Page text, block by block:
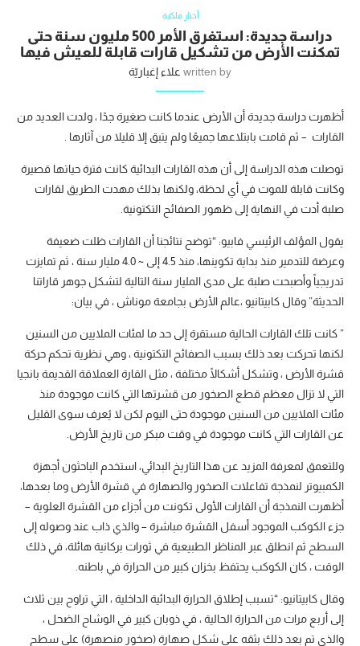
أخبار فلكية
دراسة جديدة: استغرق الأمر 500 مليون سنة حتى
تمكنت الأرض من تشكيل قارات قابلة للعيش فيها
written by علاء إغباريّة
أظهرت دراسة جديدة أن الأرض عندما كانت صغيرة جدًا ، ولدت العديد من
القارات – ثم قامت بابتلاعها جميعًا ولم يتبق إلا قليلا من آثارها .
توصلت هذه الدراسة إلى أن هذه القارات البدائية كانت فترة حياتها قصيرة
وكانت قابلة للموت في أي لحظة، ولكنها بذلك مهدت الطريق لقارات
صلبة أدت في النهاية إلى ظهور الصفائح التكتونية.
يقول المؤلف الرئيسي فابيو: “توضح نتائجنا أن القارات ظلت ضعيفة
وعرضة للتدمير منذ بداية تكوينها، منذ 4.5 إلى ~ 4.0 مليار سنة ، ثم تمايزت
تدريجياً وأصبحت صلبة على مدى المليار سنة التالية لتشكل جوهر قاراتنا
الحديثة” وقال كابيتانيو ،عالم الأرض بجامعة موناش ، في بيان:
” كانت تلك القارات الحالية مستقرة إلى حد ما لمئات الملايين من السنين
لكنها تحركت بعد ذلك بسبب الصفائح التكتونية ، وهي نظرية تحكم حركة
قشرة الأرض ، وتشكل أشكالًا مختلفة ، مثل القارة العملاقة القديمة بانجيا
التي لا تزال معظم قطع الصخور من قشرتها التي كانت موجودة منذ
مئات الملايين من السنين موجودة حتى اليوم لكن لا يُعرف سوى القليل
عن القارات التي كانت موجودة في وقت مبكر من تاريخ الأرض.
وللتعمق لمعرفة المزيد عن هذا التاريخ البدائي، استخدم الباحثون أجهزة
الكمبيوتر لنمذجة تفاعلات الصخور والصهارة في قشرة الأرض وما بعدها،
أظهرت النمذجة أن القارات الأولى تكونت من أجزاء من القشرة العلوية –
جزء الكوكب الموجود أسفل القشرة مباشرة – والذي ذاب عند وصوله إلى
السطح ثم انطلق عبر المناظر الطبيعية في ثورات بركانية هائلة، في ذلك
الوقت ، كان الكوكب يحتفظ بخزان كبير من الحرارة في باطنه.
وقال كابيتانيو: “تسبب إطلاق الحرارة البدائية الداخلية ، التي تراوح بين ثلاث
إلى أربع مرات من الحرارة الحالية ، في ذوبان كبير في الوشاح الضحل ،
والذي تم بعد ذلك بثقه على شكل صهارة (صخور منصهرة) على سطح